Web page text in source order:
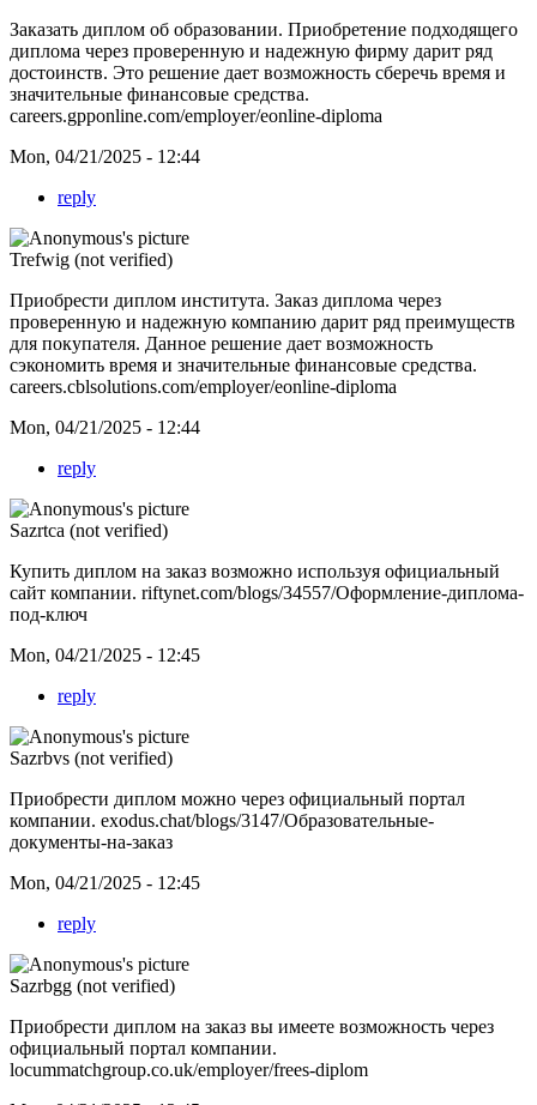
Заказать диплом об образовании. Приобретение подходящего
диплома через проверенную и надежную фирму дарит ряд
достоинств. Это решение дает возможность сберечь время и
значительные финансовые средства.
careers.gpponline.com/employer/eonline-diploma
Mon, 04/21/2025 - 12:44
reply
Trefwig (not verified)
Приобрести диплом института. Заказ диплома через
проверенную и надежную компанию дарит ряд преимуществ
для покупателя. Данное решение дает возможность
сэкономить время и значительные финансовые средства.
careers.cblsolutions.com/employer/eonline-diploma
Mon, 04/21/2025 - 12:44
reply
Sazrtca (not verified)
Купить диплом на заказ возможно используя официальный
сайт компании. riftynet.com/blogs/34557/Оформление-диплома-
под-ключ
Mon, 04/21/2025 - 12:45
reply
Sazrbvs (not verified)
Приобрести диплом можно через официальный портал
компании. exodus.chat/blogs/3147/Образовательные-
документы-на-заказ
Mon, 04/21/2025 - 12:45
reply
Sazrbgg (not verified)
Приобрести диплом на заказ вы имеете возможность через
официальный портал компании.
locummatchgroup.co.uk/employer/frees-diplom